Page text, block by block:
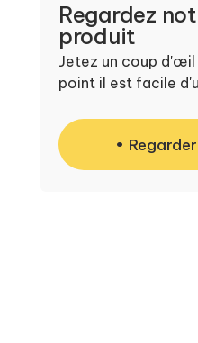
Regardez
produit
Jetez un coup d'œil
point il est facile